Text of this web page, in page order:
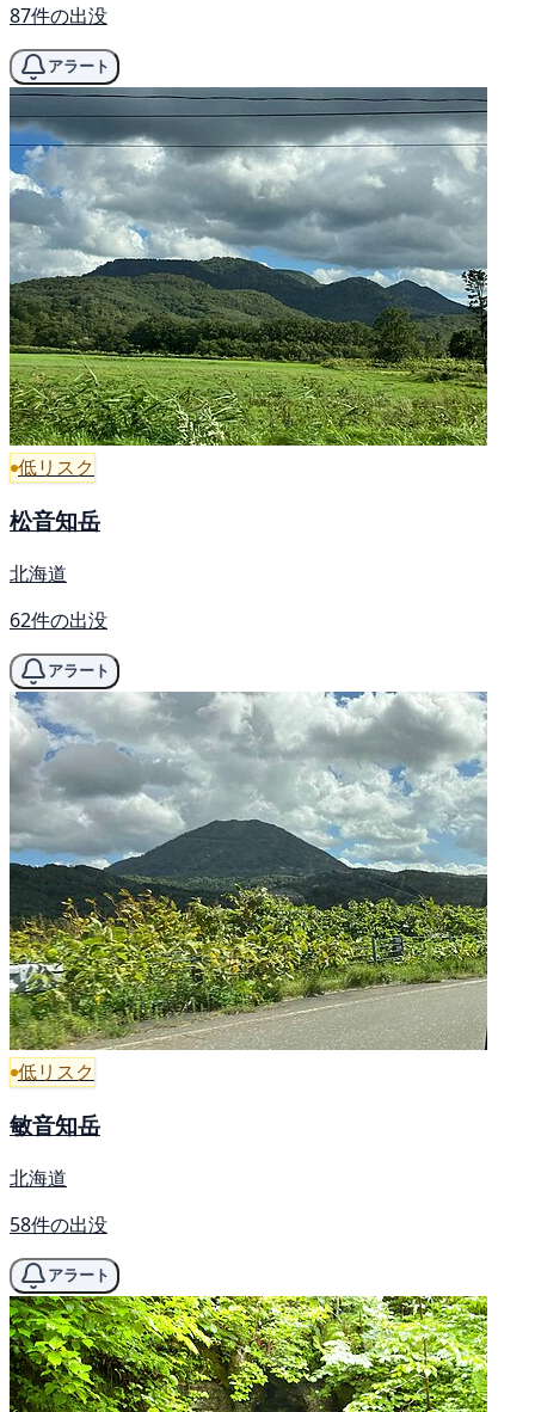
87件の出没
アラート
低リスク
松音知岳
北海道
62件の出没
アラート
低リスク
敏音知岳
北海道
58件の出没
アラート